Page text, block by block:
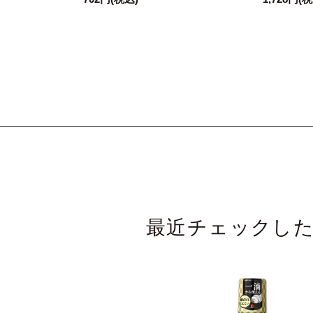
最近チェックし